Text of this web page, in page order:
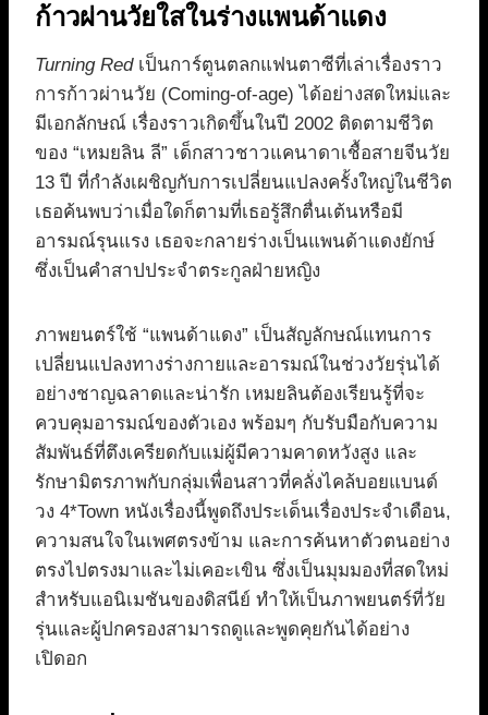
ก้าวผ่านวัยใสในร่างแพนด้าแดง
Turning Redเป็นการ์ตูนตลกแฟนตาซีที่เล่าเรื่องราว
การก้าวผ่านวัย (Coming-of-age) ได้อย่างสดใหม่และ
มีเอกลักษณ์ เรื่องราวเกิดขึ้นในปี 2002 ติดตามชีวิต
ของ “เหมยลิน ลี” เด็กสาวชาวแคนาดาเชื้อสายจีนวัย
13 ปี ที่กำลังเผชิญกับการเปลี่ยนแปลงครั้งใหญ่ในชีวิต
เธอค้นพบว่าเมื่อใดก็ตามที่เธอรู้สึกตื่นเต้นหรือมี
อารมณ์รุนแรง เธอจะกลายร่างเป็นแพนด้าแดงยักษ์
ซึ่งเป็นคำสาปประจำตระกูลฝ่ายหญิง
ภาพยนตร์ใช้ “แพนด้าแดง” เป็นสัญลักษณ์แทนการ
เปลี่ยนแปลงทางร่างกายและอารมณ์ในช่วงวัยรุ่นได้
อย่างชาญฉลาดและน่ารัก เหมยลินต้องเรียนรู้ที่จะ
ควบคุมอารมณ์ของตัวเอง พร้อมๆ กับรับมือกับความ
สัมพันธ์ที่ตึงเครียดกับแม่ผู้มีความคาดหวังสูง และ
รักษามิตรภาพกับกลุ่มเพื่อนสาวที่คลั่งไคล้บอยแบนด์
วง 4*Town หนังเรื่องนี้พูดถึงประเด็นเรื่องประจำเดือน,
ความสนใจในเพศตรงข้าม และการค้นหาตัวตนอย่าง
ตรงไปตรงมาและไม่เคอะเขิน ซึ่งเป็นมุมมองที่สดใหม่
สำหรับแอนิเมชันของดิสนีย์ ทำให้เป็นภาพยนตร์ที่วัย
รุ่นและผู้ปกครองสามารถดูและพูดคุยกันได้อย่าง
เปิดอก